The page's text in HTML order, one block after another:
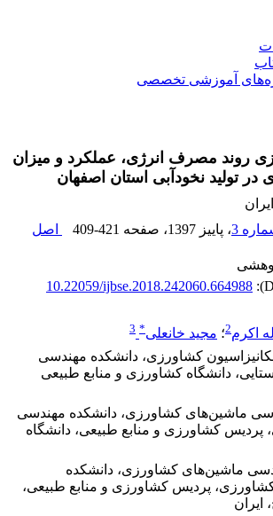
آموزشی تخصصی
روند مصرف انرژی، عملکرد و میزان
در تولید نخودآبی استان اصفهان
، پاییز 1397 ، صفحه 409-421
اصل
10.22059/ijbse.2018.242060.664988
اکرم2؛ مجید خانعلی*
3
کشاورزی، دانشکده مهندسی
دانشگاه کشاورزی و منابع طبیعی
ماشین‌های کشاورزی، دانشکده مهندسی
پردیس کشاورزی و منابع طبیعی، دانشگاه
ماشین‌های کشاورزی، دانشکده
پردیس کشاورزی و منابع طبیعی،
ایران